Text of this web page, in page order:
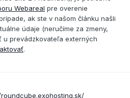
Webareal pre overenie
ak ste v našom článku našli
údaje (neručíme za zmeny,
u prevádzkovateľa externých
.